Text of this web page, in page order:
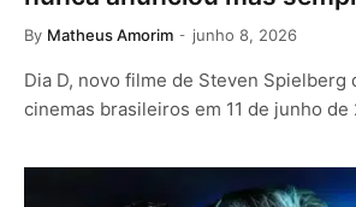
By Matheus Amorim junho 8, 2026
Dia D, novo filme de Steven Spielberg
cinemas brasileiros em 11 de junho